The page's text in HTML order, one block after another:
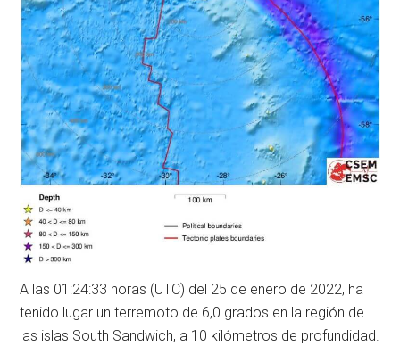
A las 01:24:33 horas (UTC) del 25 de enero de 2022, ha
tenido lugar un terremoto de 6,0 grados en la región de
las islas South Sandwich, a 10 kilómetros de profundidad.